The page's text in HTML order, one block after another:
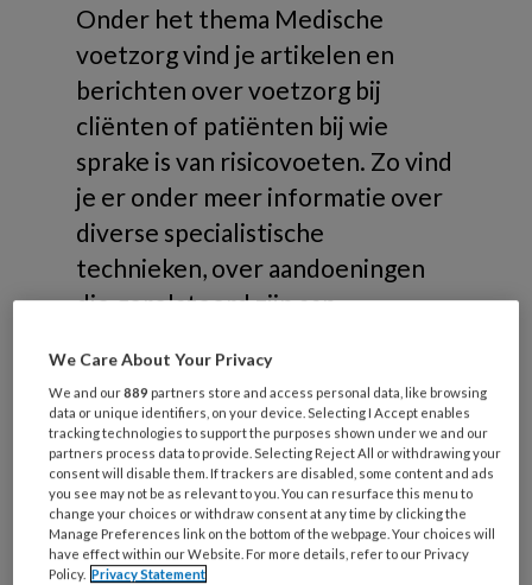
Onder het thema Medische
voetzorg vind je artikelen en
berichten over voetzorg bij
cliënten of patiënten bij wie
sprake is van risicovoeten. Zo vind
je er onder meer informatie over
diverse specialistische
technieken, over aandoeningen
die gerelateerd zijn aan
de zorg.
Onderwerpen
We Care About Your Privacy
We and our889 partners store and access personal data, like browsing
data or unique identifiers, on your device. Selecting I Accept enables
tracking technologies to support the purposes shown under we and our
partners process data to provide. Selecting Reject All or withdrawing your
consent will disable them. If trackers are disabled, some content and ads
you see may not be as relevant to you. You can resurface this menu to
change your choices or withdraw consent at any time by clicking the
Manage Preferences link on the bottom of the webpage. Your choices will
have effect within our Website. For more details, refer to our Privacy
Policy. Privacy Statement